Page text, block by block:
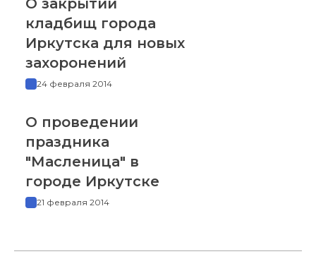
О закрытии
кладбищ города
Иркутска для новых
захоронений
24 февраля 2014
О проведении
праздника
"Масленица" в
городе Иркутске
21 февраля 2014